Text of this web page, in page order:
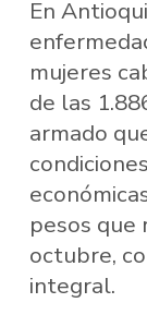
En
mujeres
de las
armado
pesos que
octubre,
integral.